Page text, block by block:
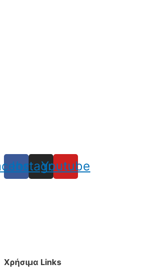
Instagram
Youtube
Χρήσιμα Links